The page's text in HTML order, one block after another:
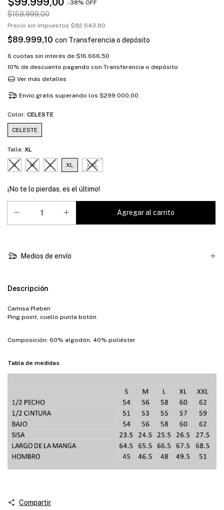
-38% OFF
$159.999,00
Precio sin impuestos $82.643,80
$89.999,10 con Transferencia o depósito
6 cuotas sin interés de $16.666,50
10% de descuento pagando con Transferencia o depósito
Ver más detalles
Envío gratis superando los $299.000,00
Color: CELESTE
CELESTE
Talle: XL
S M L XL XXL
¡No te lo pierdas, es el último!
Medios de envío
Descripción
Camisa Pleben
Ping point, cuello punta botón
Composición: 60% algodón, 40% poliéster
Tabla de medidas
Compartir